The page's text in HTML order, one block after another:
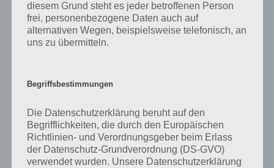
Auf WhatsApp teilen Teilen auf Facebook
Tweet auf Twitter
diesem Grund steht es jeder betroffenen Person
frei, personenbezogene Daten auch auf
alternativen Wegen, beispielsweise telefonisch, an
uns zu übermitteln.
Begriffsbestimmungen
Die Datenschutzerklärung beruht auf den
Begrifflichkeiten, die durch den Europäischen
Richtlinien- und Verordnungsgeber beim Erlass
der Datenschutz-Grundverordnung (DS-GVO)
verwendet wurden. Unsere Datenschutzerklärung